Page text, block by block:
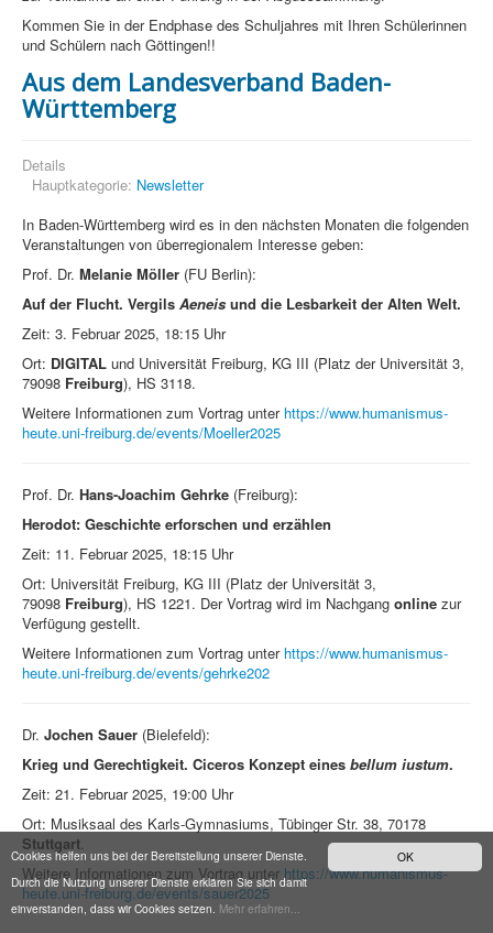
OK
Cookies helfen uns bei der Bereitstellung unserer Dienste.
Durch die Nutzung unserer Dienste erklären Sie sich damit
einverstanden, dass wir Cookies setzen. Mehr erfahren...
Kommen Sie in der Endphase des Schuljahres mit Ihren Schülerinnen
und Schülern nach Göttingen!!
Aus dem Landesverband Baden-
Württemberg
Details
Hauptkategorie: Newsletter
In Baden-Württemberg wird es in den nächsten Monaten die folgenden
Veranstaltungen von überregionalem Interesse geben:
Prof. Dr. Melanie Möller (FU Berlin):
Auf der Flucht. Vergils Aeneis und die Lesbarkeit der Alten Welt.
Zeit: 3. Februar 2025, 18:15 Uhr
Ort: DIGITAL und Universität Freiburg, KG III (Platz der Universität 3,
79098 Freiburg), HS 3118.
Weitere Informationen zum Vortrag unter https://www.humanismus-
heute.uni-freiburg.de/events/Moeller2025
Prof. Dr. Hans-Joachim Gehrke (Freiburg):
Herodot: Geschichte erforschen und erzählen
Zeit: 11. Februar 2025, 18:15 Uhr
Ort: Universität Freiburg, KG III (Platz der Universität 3,
79098 Freiburg), HS 1221. Der Vortrag wird im Nachgang online zur
Verfügung gestellt.
Weitere Informationen zum Vortrag unter https://www.humanismus-
heute.uni-freiburg.de/events/gehrke202
Dr. Jochen Sauer (Bielefeld):
Krieg und Gerechtigkeit. Ciceros Konzept eines bellum iustum.
Zeit: 21. Februar 2025, 19:00 Uhr
Ort: Musiksaal des Karls-Gymnasiums, Tübinger Str. 38, 70178
Stuttgart.
Weitere Informationen zum Vortrag unter https://www.humanismus-
heute.uni-freiburg.de/events/sauer2025